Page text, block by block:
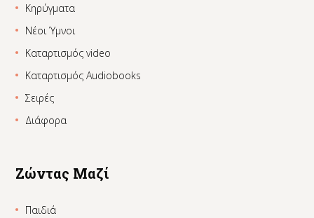
Κηρύγματα
Νέοι Ύμνοι
Καταρτισμός video
Καταρτισμός Audiobooks
Σειρές
Διάφορα
Ζώντας Μαζί
Παιδιά